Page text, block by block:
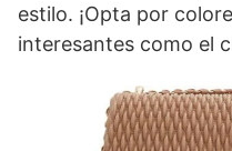
estilo. ¡Opta por
interesantes como el